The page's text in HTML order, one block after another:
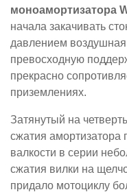
моноамортизатора
начала закачивать
давлением
превосходную
прекрасно
приземлениях.
Затянутый на
сжатия амортизатора
валкости в серии
сжатия вилки на
придало мотоциклу